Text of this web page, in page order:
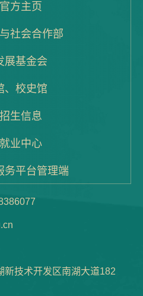
方主页
社会合作部
展基金会
、校史馆
生信息
业中心
务平台管理端
新技术开发区南湖大道182